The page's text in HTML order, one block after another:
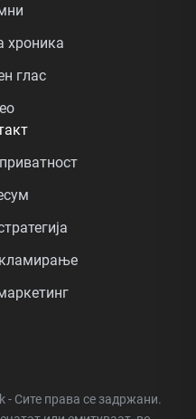
хроника
глас
- Сите права се задржани.